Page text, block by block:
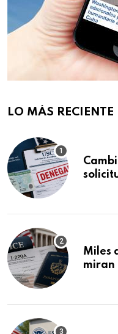
LO MÁS RECIENTE
Miles
miran